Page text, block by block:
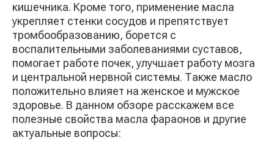
кишечника. Кроме того, применение масла
укрепляет стенки сосудов и препятствует
тромбообразованию, борется с
воспалительными заболеваниями суставов,
помогает работе почек, улучшает работу мозга
и центральной нервной системы. Также масло
положительно влияет на женское и мужское
здоровье. В данном обзоре расскажем все
полезные свойства масла фараонов и другие
актуальные вопросы: